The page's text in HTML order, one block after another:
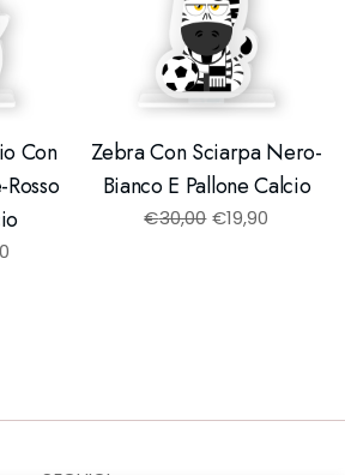
Con
Zebra Con Sciarpa Nero-
Bianco E Pallone Calcio
€30,00 €19,90